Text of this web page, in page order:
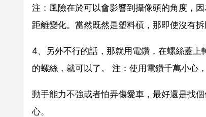
注：風險在於可以會影響到攝像頭的角度，
距離變化。當然既然是塑料槓，那即使沒有
4、另外不行的話，那就用電鑽，在螺絲蓋
的螺絲，就可以了。 注：使用電鑽千萬小心
動手能力不強或者怕弄傷愛車，最好還是找
心。